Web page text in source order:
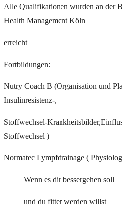
Alle Qualifikationen wurden an der
Health Management Köln
erreicht
Fortbildungen:
Nutry Coach B (Organisation und
Insulinresistenz-,
Stoffwechsel-
Stoffwechsel )
Normatec Lympfdrainage (
Wenn es dir bessergehen soll
und du fitter werden willst